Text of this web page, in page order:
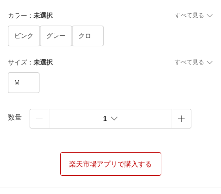
カラー ： 未選択 すべて見る
ピンク グレー クロ
サイズ ： 未選択 すべて見る
M
数量 1
楽天市場アプリで購入する